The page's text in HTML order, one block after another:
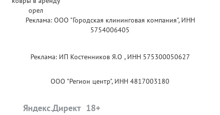
Реклама: ООО "Городская клининговая компания", ИНН
5754006405
Реклама: ИП Костенников Я.О , ИНН 575300050627
ООО "Регион центр", ИНН 4817003180
Яндекс.Директ